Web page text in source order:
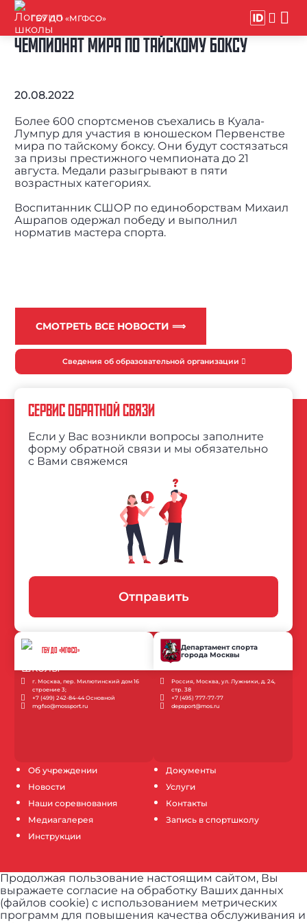
ГБУ ДО «МГФСО»
ЧЕМПИОНАТ МИРА ПО ТАЙСКОМУ БОКСУ
20.08.2022
Более 600 спортсменов съехались в Куала-
Лумпур для участия в юношеском Первенстве
мира по тайскому боксу. Они будут состязаться
за призы престижного чемпионата до 21
августа. Медали разыгрывают в пяти
возрастных категориях.
Воспитанник СШОР по единоборствам Михаил
Ашрапов одержал победу и выполнил
норматив мастера спорта.
СМОТРЕТЬ ВСЕ НОВОСТИ ⟹
Сведения об образовательной организации
Об учреждении
Новости
Наши соревнования
Медиагалерея
Инструкции
Документы
Услуги
Контакты
Запись в спортшколу
СЕРВИС ОБРАТНОЙ СВЯЗИ
Если у Вас возникли вопросы заполните
форму обратной связи и мы обязательно
с Вами свяжемся
Отправить
ГБУ ДО «МГФСО»
г. Москва, пер. Милютинский дом 16
строение 3;
+7 (499) 242-84-44 Основной
mgfso@mossport.ru
Департамент спорта
города Москвы
Россия, Москва, ул. Лужники, д. 24,
стр. 38
+7 (495) 777-77-77
depsport@mos.ru
Продолжая пользование настоящим сайтом, Вы
выражаете согласие на обработку Ваших данных
(файлов cookie) с использованием метрических
программ для повышения качества обслуживания и